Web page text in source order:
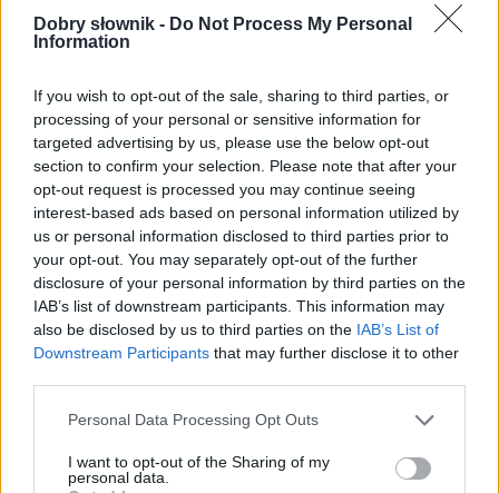
Dobry słownik - Do Not Process My Personal
Information
If you wish to opt-out of the sale, sharing to third parties, or
processing of your personal or sensitive information for
targeted advertising by us, please use the below opt-out
section to confirm your selection. Please note that after your
opt-out request is processed you may continue seeing
interest-based ads based on personal information utilized by
us or personal information disclosed to third parties prior to
your opt-out. You may separately opt-out of the further
disclosure of your personal information by third parties on the
IAB’s list of downstream participants. This information may
also be disclosed by us to third parties on the IAB’s List of
Downstream Participants that may further disclose it to other
Please note that this website/app uses one or more Google
not limited to your visit or usage behaviour. You may click to
grant or deny consent to Google and its third-party tags to
Personal Data Processing Opt Outs
I want to opt-out of the Sharing of my
personal data.
na 5 sierpnia nad Warszawą pojawiły się bombowce
brytyjskie, które przyleciały z południowo-
wschodnich Włoch, zostały dokonane udane zrzuty
przez dwa Liberatory i jednegoHalifaksaz polskiej
1585 eskadry zadań specjalnych z Brindisi.
NKJP: 60 rocznica wyzwolenia miasta, Jan Sidełko, Co
Tydzień Jaworzno, 01.01. 2005
Gramatyka
rzeczownikrodzaj męskozwierzęcyodmienny
Halifaksa; Halifaksach; Halifaksami; Halifaksem;